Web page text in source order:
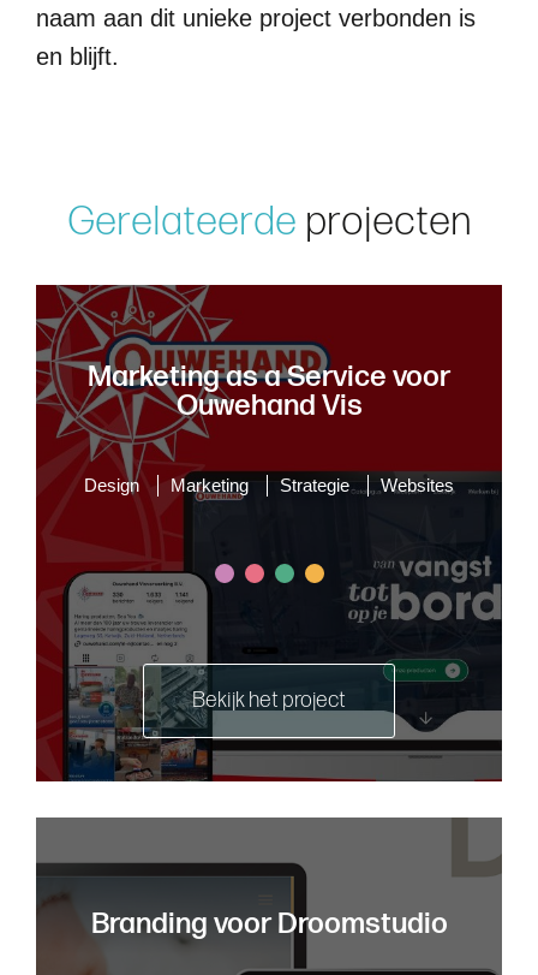
naam aan dit unieke project verbonden is
en blijft.
Gerelateerde projecten
Marketing as a Service voor
Ouwehand Vis
Design Marketing Strategie Websites
Bekijk het project
Branding voor Droomstudio